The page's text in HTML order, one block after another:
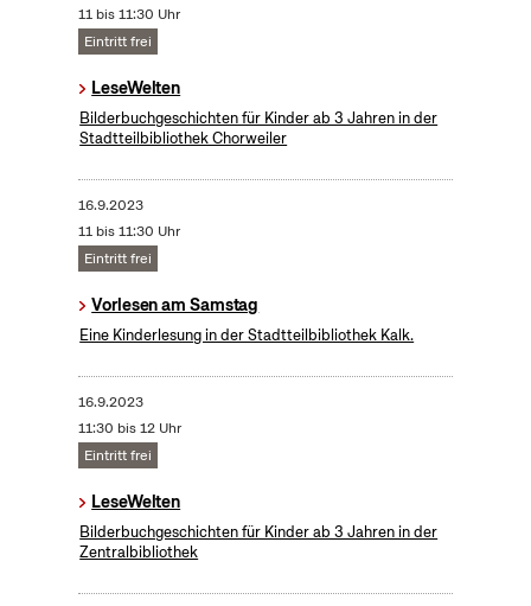
11 bis 11:30 Uhr
Eintritt frei
LeseWelten
Bilderbuchgeschichten für Kinder ab 3 Jahren in der
Stadtteilbibliothek Chorweiler
16.9.2023
11 bis 11:30 Uhr
Eintritt frei
Vorlesen am Samstag
Eine Kinderlesung in der Stadtteilbibliothek Kalk.
16.9.2023
11:30 bis 12 Uhr
Eintritt frei
LeseWelten
Bilderbuchgeschichten für Kinder ab 3 Jahren in der
Zentralbibliothek